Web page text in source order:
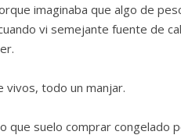
imaginaba que algo de
vi semejante fuente de
vivos, todo un manjar.
que suelo comprar congelado